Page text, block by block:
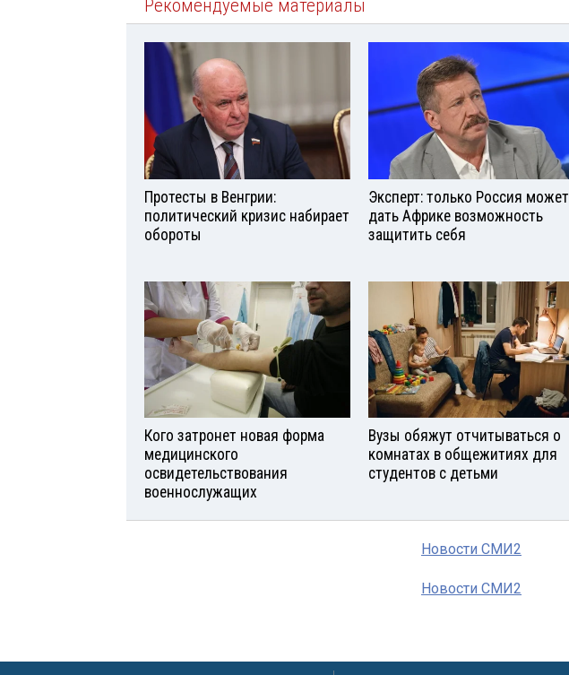
Рекомендуемые материалы
Протесты в Венгрии:
политический кризис набирает
обороты
Эксперт: только Россия может
дать Африке возможность
защитить себя
Кого затронет новая форма
медицинского
освидетельствования
военнослужащих
Вузы обяжут отчитываться о
комнатах в общежитиях для
студентов с детьми
Новости СМИ2
Новости СМИ2